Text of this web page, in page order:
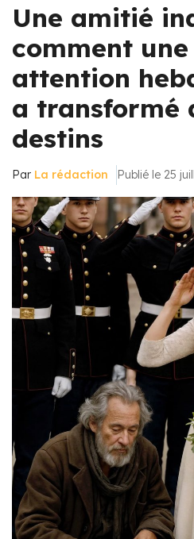
Une amitié
comment
attention
a transformé
destins
Par La rédaction Publié le 25